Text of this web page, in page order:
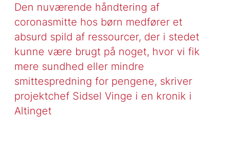
Den nuværende håndtering af
coronasmitte hos børn medfører et
absurd spild af ressourcer, der i stedet
kunne være brugt på noget, hvor vi fik
mere sundhed eller mindre
smittespredning for pengene, skriver
projektchef Sidsel Vinge i en kronik i
Altinget